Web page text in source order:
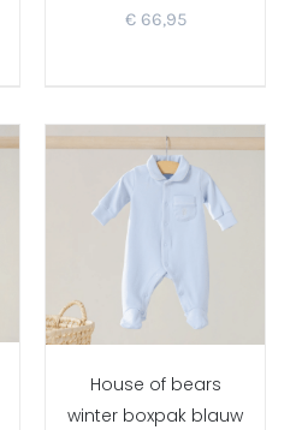
€66,95
House of bears
winter boxpak blauw